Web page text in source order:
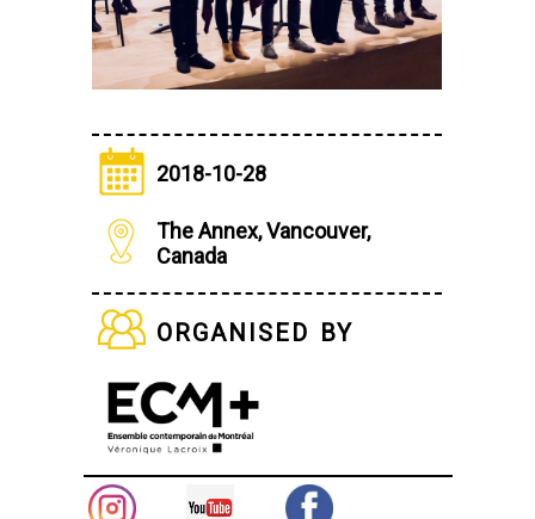
2018-10-28
The Annex, Vancouver,
Canada
organised by